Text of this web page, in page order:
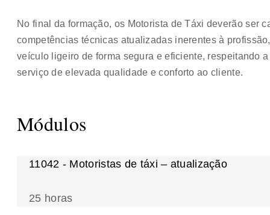
No final da formação, os Motorista de Táxi deverão ser
competências técnicas atualizadas inerentes à
veículo ligeiro de forma segura e eficiente, respeitando
serviço de elevada qualidade e conforto ao cliente.
Módulos
11042 - Motoristas de táxi – atualização
25 horas